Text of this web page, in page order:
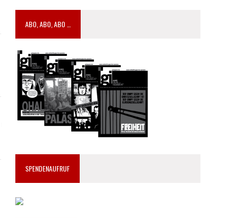
ABO, ABO, ABO …
SPENDENAUFRUF